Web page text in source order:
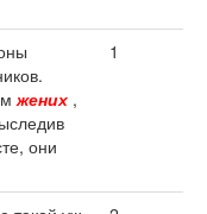
жених ,
они
1